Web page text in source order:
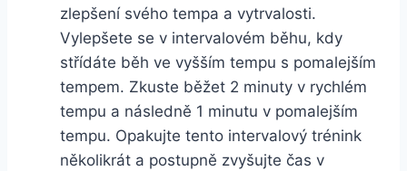
zlepšení svého tempa a vytrvalosti.
Vylepšete se v intervalovém běhu, kdy
střídáte běh ve vyšším tempu s pomalejším
tempem. Zkuste běžet 2 minuty v rychlém
tempu a následně 1 minutu v pomalejším
tempu. Opakujte tento intervalový trénink
několikrát a postupně zvyšujte čas v